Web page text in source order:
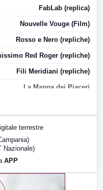
FabLab (replica)
Nouvelle Vouge (Film)
Rosso e Nero (repliche)
Red Roger (repliche)
Fili Meridiani (repliche)
La Mappa dei Piaceri
terrestre
Nazionale)
APP